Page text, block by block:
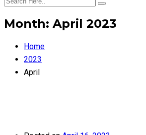
Month: April 2023
Home
2023
April